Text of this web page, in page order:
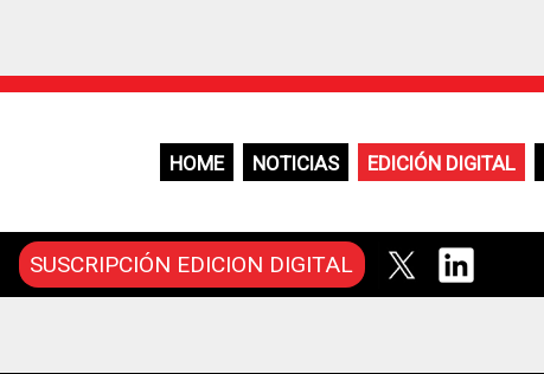
HOME NOTICIAS EDICIÓN DIGITAL
SUSCRIPCIÓN EDICION DIGITAL